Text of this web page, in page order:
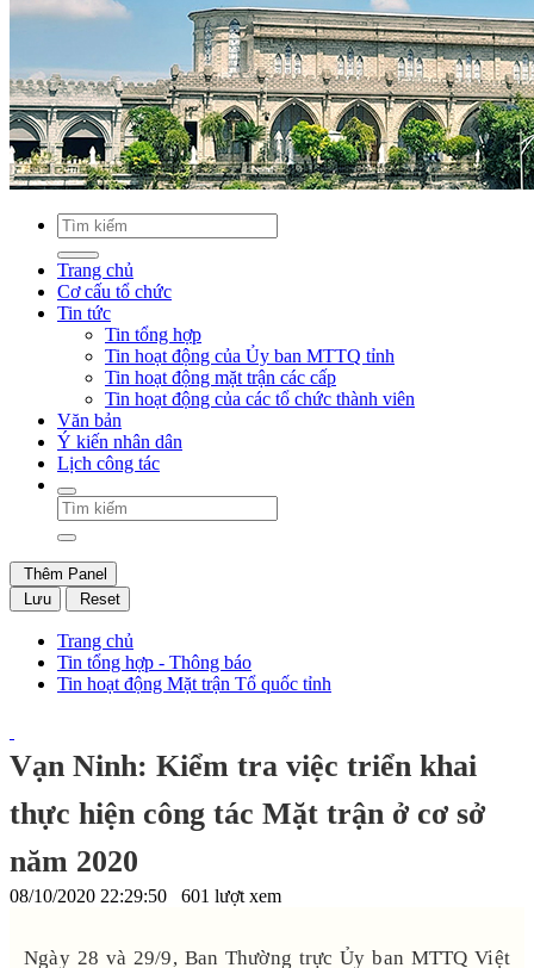
Trang chủ
Cơ cấu tổ chức
Tin tức
Tin tổng hợp
Tin hoạt động của Ủy ban MTTQ tỉnh
Tin hoạt động mặt trận các cấp
Tin hoạt động của các tổ chức thành viên
Văn bản
Ý kiến nhân dân
Lịch công tác
Thêm Panel
Lưu
Reset
Trang chủ
Tin tổng hợp - Thông báo
Tin hoạt động Mặt trận Tổ quốc tỉnh
Vạn Ninh: Kiểm tra việc triển khai
thực hiện công tác Mặt trận ở cơ sở
năm 2020
08/10/2020 22:29:50 601 lượt xem
Ngày 28 và 29/9, Ban Thường trực Ủy ban MTTQ Việt